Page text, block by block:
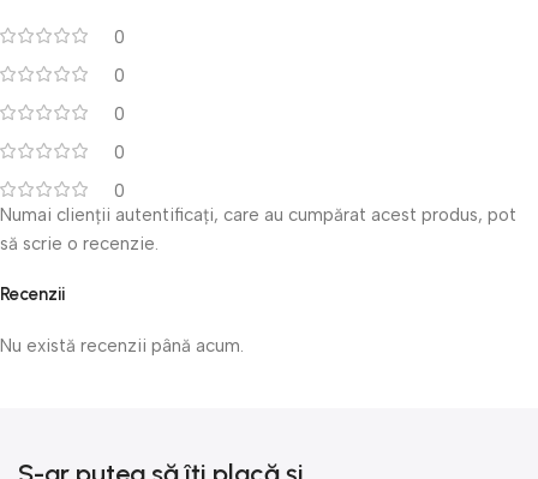
0
0
0
0
0
Recenzii
Nu există recenzii până acum.
Numai clienții autentificați, care au cumpărat acest produs, pot
să scrie o recenzie.